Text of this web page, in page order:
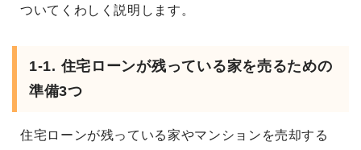
ついてくわしく説明します。
1-1. 住宅ローンが残っている家を売るための
準備3つ
住宅ローンが残っている家やマンションを売却する